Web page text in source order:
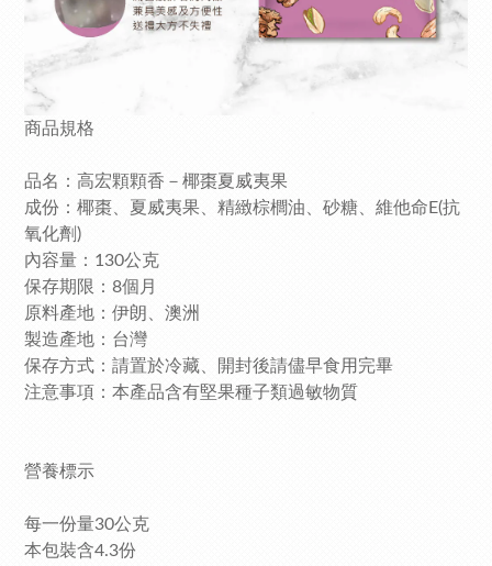
商品規格
品名：高宏顆顆香－椰棗夏威夷果
成份：椰棗、夏威夷果、精緻棕櫚油、砂糖、維他命E(抗
氧化劑)
內容量：130公克
保存期限：8個月
原料產地：伊朗、澳洲
製造產地：台灣
保存方式：請置於冷藏、開封後請儘早食用完畢
注意事項：本產品含有堅果種子類過敏物質
營養標示
每一份量30公克
本包裝含4.3份